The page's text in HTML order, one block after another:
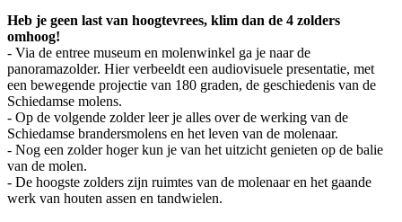
Heb je geen last van hoogtevrees, klim dan de 4 zolders
omhoog!
- Via de entree museum en molenwinkel ga je naar de
panoramazolder. Hier verbeeldt een audiovisuele presentatie, met
een bewegende projectie van 180 graden, de geschiedenis van de
Schiedamse molens.
- Op de volgende zolder leer je alles over de werking van de
Schiedamse brandersmolens en het leven van de molenaar.
- Nog een zolder hoger kun je van het uitzicht genieten op de balie
van de molen.
- De hoogste zolders zijn ruimtes van de molenaar en het gaande
werk van houten assen en tandwielen.